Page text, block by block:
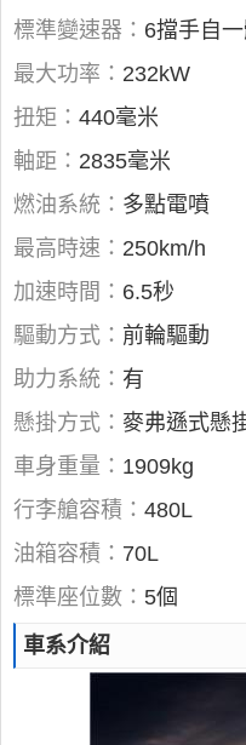
標準變速器： 6擋手自
最大功率： 232kW
扭矩： 440毫米
軸距： 2835毫米
燃油系統： 多點電噴
最高時速： 250km/h
加速時間： 6.5秒
驅動方式： 前輪驅動
助力系統： 有
懸掛方式： 麥弗遜式懸
車身重量： 1909kg
行李艙容積： 480L
油箱容積： 70L
標準座位數： 5個
車系介紹